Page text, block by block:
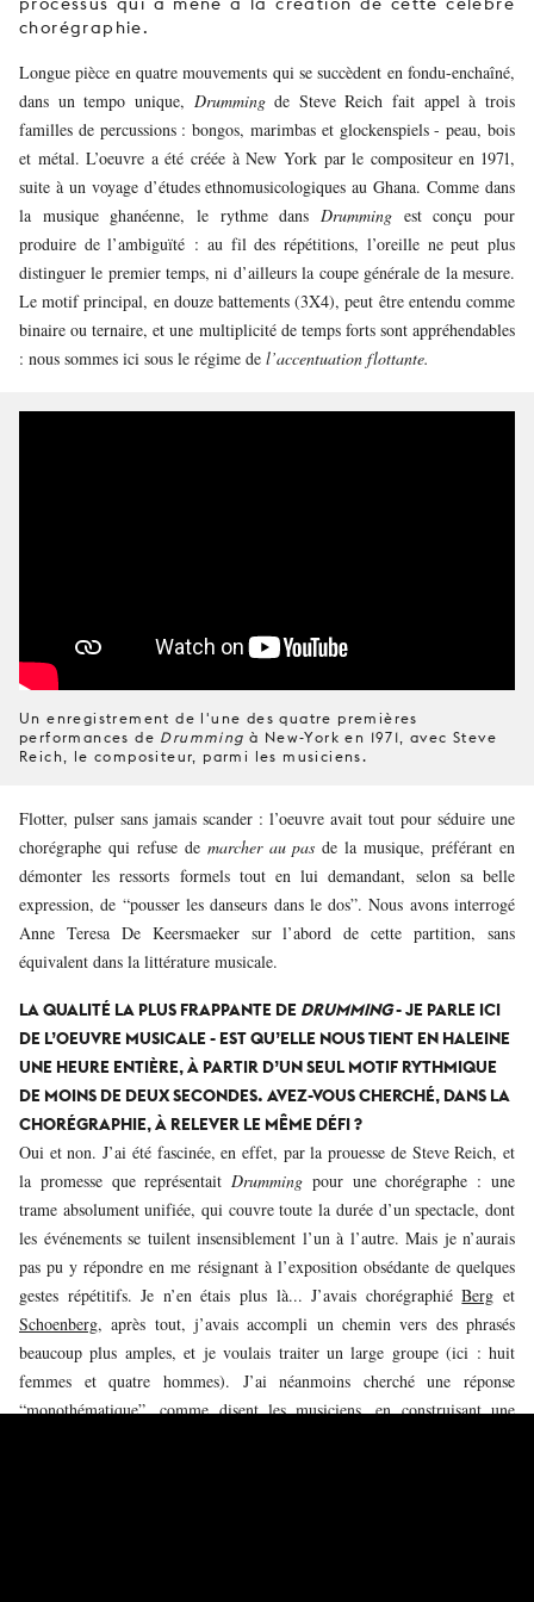
chorégraphie.
Longue pièce en quatre mouvements qui se succèdent en fondu-enchaîné,
dans un tempo unique, Drummingde Steve Reich fait appel à trois
familles de percussions : bongos, marimbas et glockenspiels - peau, bois
et métal. L’oeuvre a été créée à New York par le compositeur en 1971,
suite à un voyage d’études ethnomusicologiques au Ghana. Comme dans
la musique ghanéenne, le rythme dans Drumming est conçu pour
produire de l’ambiguïté : au fil des répétitions, l’oreille ne peut plus
distinguer le premier temps, ni d’ailleurs la coupe générale de la mesure.
Le motif principal, en douze battements (3X4), peut être entendu comme
binaire ou ternaire, et une multiplicité de temps forts sont appréhendables
: nous sommes ici sous le régime de l’accentuation flottante.
Un enregistrement de l'une des quatre premières
performances de Drumming à New-York en 1971, avec Steve
Reich, le compositeur, parmi les musiciens.
Flotter, pulser sans jamais scander : l’oeuvre avait tout pour séduire une
chorégraphe qui refuse de marcher au pas de la musique, préférant en
démonter les ressorts formels tout en lui demandant, selon sa belle
expression, de “pousser les danseurs dans le dos”. Nous avons interrogé
Anne Teresa De Keersmaeker sur l’abord de cette partition, sans
équivalent dans la littérature musicale.
LA QUALITÉ LA PLUS FRAPPANTE DE DRUMMING- JE PARLE ICI
DE L’OEUVRE MUSICALE - EST QU’ELLE NOUS TIENT EN HALEINE
UNE HEURE ENTIÈRE, À PARTIR D’UN SEUL MOTIF RYTHMIQUE
DE MOINS DE DEUX SECONDES. AVEZ-VOUS CHERCHÉ, DANS LA
CHORÉGRAPHIE, À RELEVER LE MÊME DÉFI ?
Oui et non. J’ai été fascinée, en effet, par la prouesse de Steve Reich, et
la promesse que représentait Drumming pour une chorégraphe : une
trame absolument unifiée, qui couvre toute la durée d’un spectacle, dont
les événements se tuilent insensiblement l’un à l’autre. Mais je n’aurais
pas pu y répondre en me résignant à l’exposition obsédante de quelques
gestes répétitifs. Je n’en étais plus là... J’avais chorégraphiéBerg et
Schoenberg, après tout, j’avais accompli un chemin vers des phrasés
beaucoup plus amples, et je voulais traiter un large groupe (ici : huit
femmes et quatre hommes). J’ai néanmoins cherché une réponse
“monothématique”, comme disent les musiciens, en construisant une